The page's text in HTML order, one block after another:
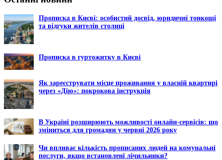
Прописка в Києві: особистий досвід, юридичні тонкощі
та відгуки жителів столиці
Прописка в гуртожитку в Києві
Як зареєструвати місце проживання у власній квартирі
через «Дію»: покрокова інструкція
В Україні розширюють можливості онлайн-сервісів: що
зміниться для громадян у червні 2026 року
Чи впливає кількість прописаних людей на комунальні
послуги, якщо встановлені лічильники?